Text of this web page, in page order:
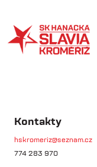
🏆 VÍTĚZOVÉ ZIMNÍ
LIGY! 🏆SK Hanácká
Kroměříž...
přestup...
Osobnost
Útočník, který
nic nevzdá –
Kontakty
hskromeriz@seznam.cz
774 283 970